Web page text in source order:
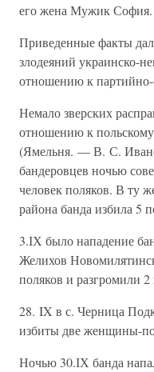
его жена Мужик София.
Приведенные факты
злодеяний украинско-
отношению к партийно-
Немало зверских
отношению к
(Ямельня. — В. С.
бандеровцев ночью
человек поляков. В ту
района банда избила 5
3.ІХ было нападение
Желихов
поляков и разгромили 2
28. IX в с. Черница
избиты две женщины-
Ночью 30.ІХ банда